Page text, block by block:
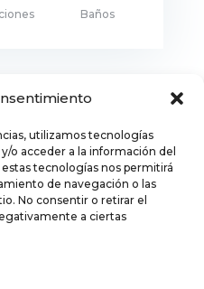
utilizamos tecnologías
o acceder a la información del
tecnologías nos permitirá
de navegación o las
No consentir o retirar el
a ciertas
Baños
One Inmobiliaria S.L.